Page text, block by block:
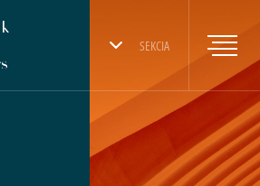
SEKCIA